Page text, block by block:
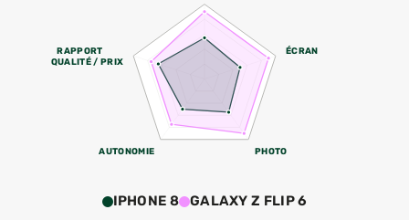
ÉCRAN
PHOTO
AUTONOMIE
RAPPORT
QUALITÉ / PRIX
IPHONE 8 GALAXY Z FLIP 6